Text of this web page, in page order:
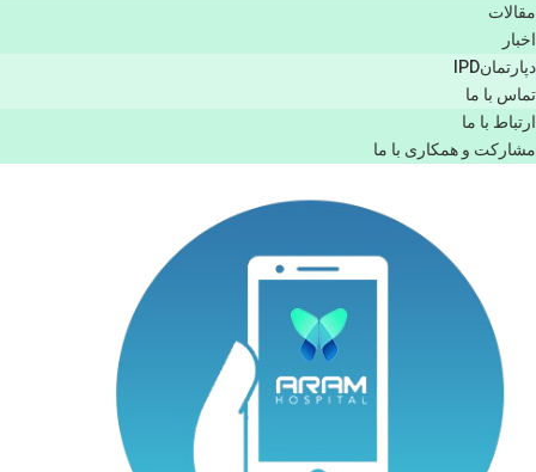
مقالات
اخبار
دپارتمانIPD
تماس با ما
ارتباط با ما
مشاركت و همكاری با ما